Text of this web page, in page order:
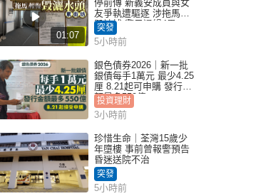
01:07
停前傳 新義安成員與女
友爭執遭驅逐 涉拖馬刑
毀被捕 警另通緝4男
突發
5小時前
銀色債券2026｜新一批
銀債每手1萬元 最少4.25
厘 8.21起可申購 發行金
額最多550億
投資理財
3小時前
珍惜生命｜荃灣15歲少
年墮樓 事前曾報警預告
昏迷送院不治
突發
5小時前